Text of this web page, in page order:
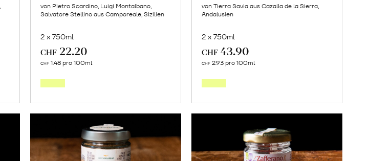
von Pietro Scardino, Luigi Montalbano,
Salvatore Stellino aus Camporeale, Sizilien
2 x 750ml
CHF 22.20
CHF 1.48 pro 100ml
von Tierra Savia aus Cazalla de la Sierra,
Andalusien
2 x 750ml
CHF 43.90
CHF 2.93 pro 100ml